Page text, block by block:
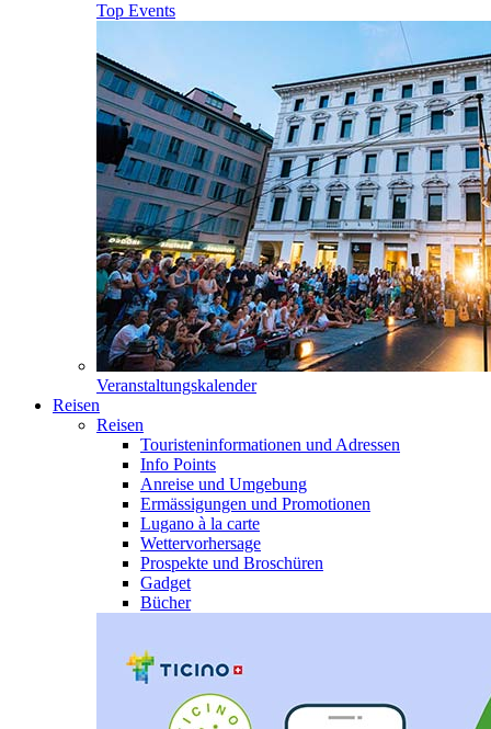
Top Events
Veranstaltungskalender
Reisen
Reisen
Touristeninformationen und Adressen
Info Points
Anreise und Umgebung
Ermässigungen und Promotionen
Lugano à la carte
Wettervorhersage
Prospekte und Broschüren
Gadget
Bücher